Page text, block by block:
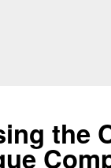
the